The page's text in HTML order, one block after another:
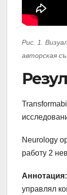
Рис. 1.
авторская
Neurology
работу 2
Аннотация:
управлял